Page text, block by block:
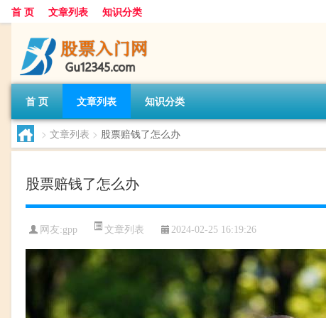
首 页 文章列表 知识分类
首 页 文章列表 知识分类
> 文章列表 > 股票赔钱了怎么办
股票赔钱了怎么办
网友:gpp 文章列表 2024-02-25 16:19:26